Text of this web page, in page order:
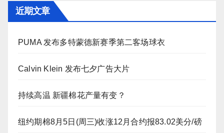
近期文章
PUMA 发布多特蒙德新赛季第二客场球衣
Calvin Klein 发布七夕广告大片
持续高温 新疆棉花产量有变？
纽约期棉8月5日(周三)收涨12月合约报83.02美分/磅